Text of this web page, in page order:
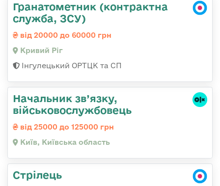
Гранатометник (контрактна
служба, ЗСУ)
від 20000 до 60000 грн
Кривий Ріг
Інгулецький ОРТЦК та СП
Начальник зв’язку,
військовослужбовець
від 25000 до 125000 грн
Київ, Київська область
Стрілець